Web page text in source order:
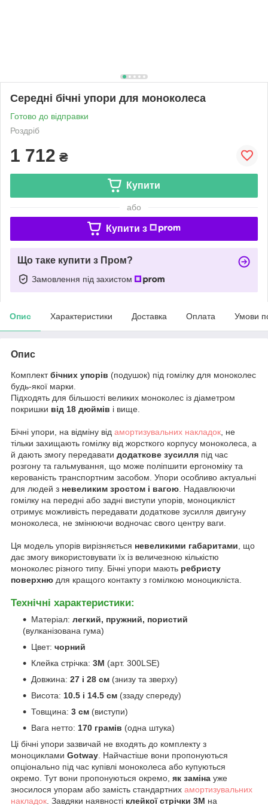
Середні бічні упори для моноколеса
Готово до відправки
Роздріб
1 712 ₴
Купити
або
Купити з
Що таке купити з Пром?
Замовлення під захистом
Опис Характеристики Доставка Оплата Умови
Опис
Комплектбічних упорів (подушок) під гомілку для моноколес
будь-якої марки.
Підходять для більшості великих моноколес із діаметром
покришки від 18 дюймів і вище.
Бічні упори, на відміну від амортизувальних накладок , не
тільки захищають гомілку від жорсткого корпусу моноколеса, а
й дають змогу передавати додаткове зусилля під час
розгону та гальмування, що може поліпшити ергономіку та
керованість транспортним засобом. Упори особливо актуальні
для людей з невеликим зростом і вагою . Надавлюючи
гомілку на передні або задні виступи упорів, моноцикліст
отримує можливість передавати додаткове зусилля двигуну
моноколеса, не змінюючи водночас свого центру ваги.
Ця модель упорів вирізняється невеликими габаритами , що
дає змогу використовувати їх із величезною кількістю
моноколес різного типу. Бічні упори мають ребристу
поверхню для кращого контакту з гомілкою моноцикліста.
Технічні характеристики:
Матеріал: легкий, пружний, пористий
(вулканізована гума)
Цвет: чорний
Клейка стрічка: 3M (арт. 300LSE)
Довжина: 27 і 28 см (знизу та зверху)
Висота: 10.5 і 14.5 см (ззаду спереду)
Товщина: 3 см (виступи)
Вага нетто: 170 грамів (одна штука)
Ці бічні упори зазвичай не входять до комплекту з
моноциклами Gotway . Найчастіше вони пропонуються
опціонально під час купівлі моноколеса або купуються
окремо. Тут вони пропонуються окремо, як заміна уже
зносилося упорам або замість стандартних амортизувальних
накладок . Завдяки наявності клейкої стрічки 3M на